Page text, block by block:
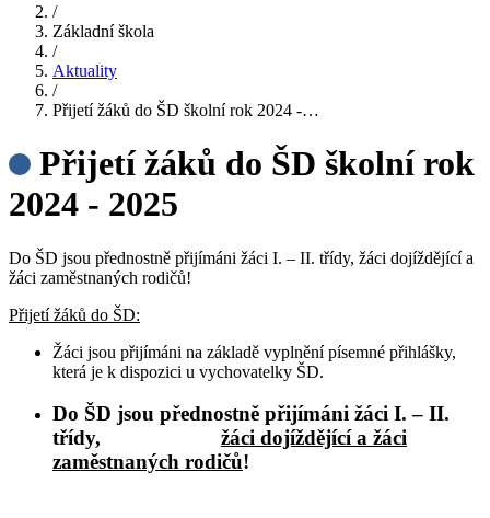
/
Základní škola
/
Aktuality
/
Přijetí žáků do ŠD školní rok 2024 -…
Přijetí žáků do ŠD školní rok
2024 - 2025
Do ŠD jsou přednostně přijímáni žáci I. – II. třídy, žáci dojíždějící a
žáci zaměstnaných rodičů!
Přijetí žáků do ŠD:
Žáci jsou přijímáni na základě vyplnění písemné přihlášky,
která je k dispozici u vychovatelky ŠD.
Do ŠD jsou přednostně přijímáni žáci I. – II.
třídy, žáci dojíždějící a žáci
zaměstnaných rodičů!